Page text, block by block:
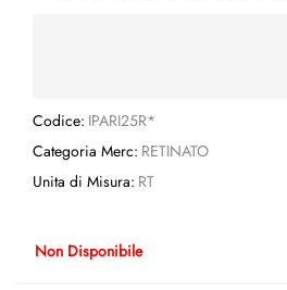
Codice: IPARI25R*
Categoria Merc: RETINATO
Unita di Misura: RT
Non Disponibile